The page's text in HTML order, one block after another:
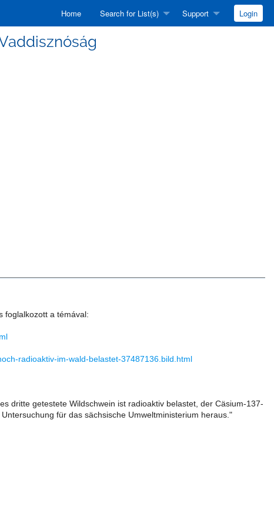
Home Search for List(s) Support Login
foglalkozott a témával:
radioaktiv-im-wald-belastet-37487136.bild.html
dritte getestete Wildschwein ist radioaktiv belastet, der Cäsium-137-
für das sächsische Umweltministerium heraus."